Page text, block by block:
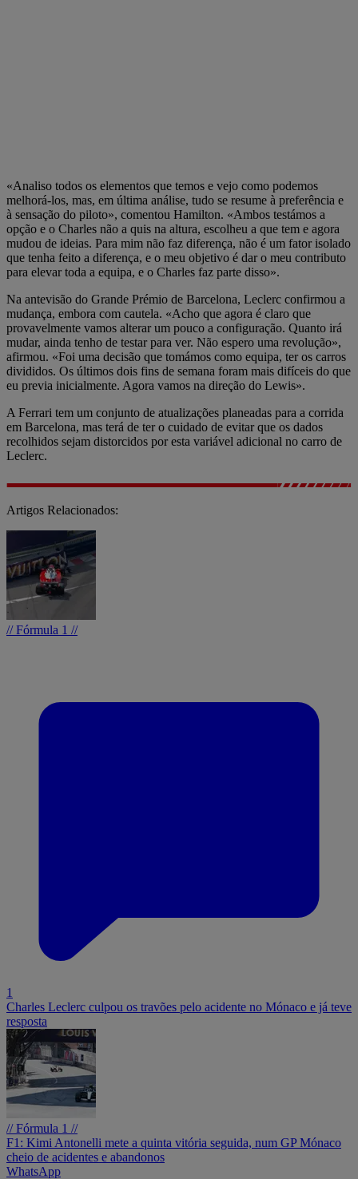
«Analiso todos os elementos que temos e vejo como podemos
melhorá-los, mas, em última análise, tudo se resume à preferência e
à sensação do piloto», comentou Hamilton. «Ambos testámos a
opção e o Charles não a quis na altura, escolheu a que tem e agora
mudou de ideias. Para mim não faz diferença, não é um fator isolado
que tenha feito a diferença, e o meu objetivo é dar o meu contributo
para elevar toda a equipa, e o Charles faz parte disso».
Na antevisão do Grande Prémio de Barcelona, Leclerc confirmou a
mudança, embora com cautela. «Acho que agora é claro que
provavelmente vamos alterar um pouco a configuração. Quanto irá
mudar, ainda tenho de testar para ver. Não espero uma revolução»,
afirmou. «Foi uma decisão que tomámos como equipa, ter os carros
divididos. Os últimos dois fins de semana foram mais difíceis do que
eu previa inicialmente. Agora vamos na direção do Lewis».
A Ferrari tem um conjunto de atualizações planeadas para a corrida
em Barcelona, mas terá de ter o cuidado de evitar que os dados
recolhidos sejam distorcidos por esta variável adicional no carro de
Leclerc.
Artigos Relacionados:
// Fórmula 1 //
1
Charles Leclerc culpou os travões pelo acidente no Mónaco e já teve
resposta
// Fórmula 1 //
F1: Kimi Antonelli mete a quinta vitória seguida, num GP Mónaco
cheio de acidentes e abandonos
WhatsApp